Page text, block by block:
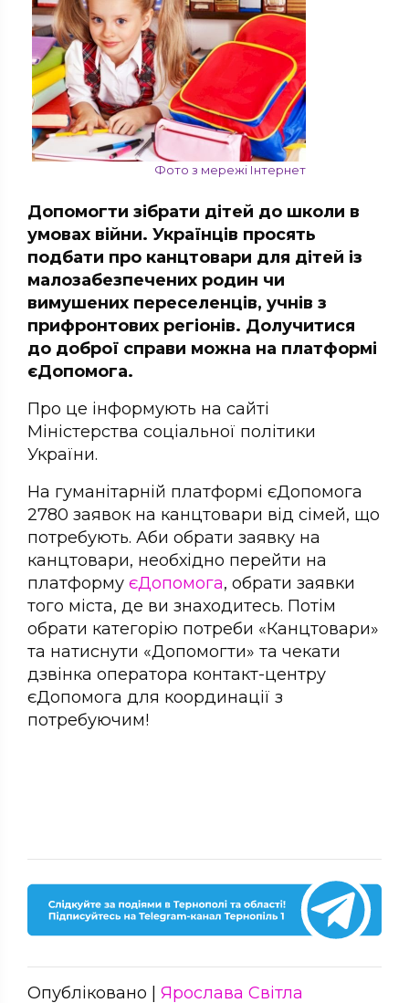
Фото з мережі Інтернет
Допомогти зібрати дітей до школи в
умовах війни. Українців просять
подбати про канцтовари для дітей із
малозабезпечених родин чи
вимушених переселенців, учнів з
прифронтових регіонів. Долучитися
до доброї справи можна на платформі
єДопомога.
Про це інформують на сайті
Міністерства соціальної політики
України.
На гуманітарній платформі єДопомога
2780 заявок на канцтовари від сімей, що
потребують. Аби обрати заявку на
канцтовари, необхідно перейти на
платформу єДопомога, обрати заявки
того міста, де ви знаходитесь. Потім
обрати категорію потреби «Канцтовари»
та натиснути «Допомогти» та чекати
дзвінка оператора контакт-центру
єДопомога для координації з
потребуючим!
Опубліковано | Ярослава Світла